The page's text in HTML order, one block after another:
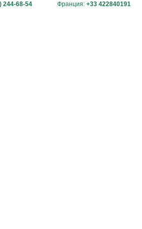
244-68-54 Франция: +33 422840191